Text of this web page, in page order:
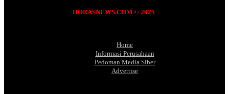
HORASNEWS.COM © 2025
Home
Informasi Perusahaan
Pedoman Media Siber
Advertise